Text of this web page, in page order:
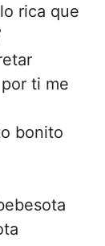
rica que
ti me
bonito